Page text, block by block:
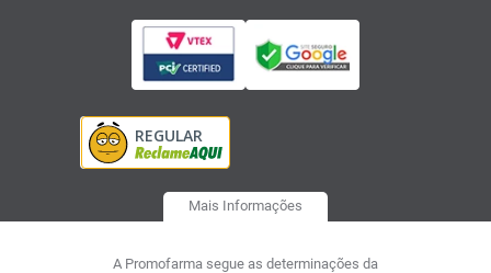
Mais Informações
A Promofarma segue as determinações da